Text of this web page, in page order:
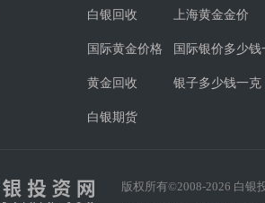
白银回收 上海黄金金价
国际黄金价格 国际银价多少钱
黄金回收 银子多少钱一克
白银期货
版权所有©2008-2026 白银